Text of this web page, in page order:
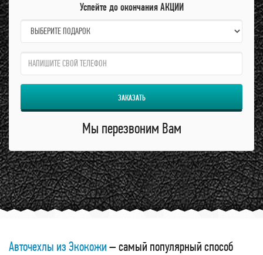
Успейте до окончания АКЦИИ
name:
qzw:
ЗАКАЗАТЬ
Мы перезвоним Вам
Авточехлы из Экокожи– самый популярный способ